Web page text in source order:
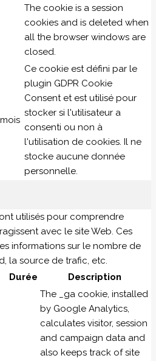
The cookie is a session
cookies and is deleted when
all the browser windows are
closed.
mois
Ce cookie est défini par le
plugin GDPR Cookie
Consent et est utilisé pour
stocker si l'utilisateur a
consenti ou non à
l'utilisation de cookies. Il ne
stocke aucune donnée
personnelle.
utilisés pour comprendre
avec le site Web. Ces
informations sur le nombre de
la source de trafic, etc.
Durée Description
The _ga cookie, installed
by Google Analytics,
calculates visitor, session
and campaign data and
also keeps track of site